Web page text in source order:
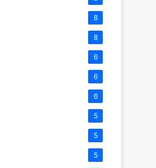
8
8
6
6
6
5
5
5